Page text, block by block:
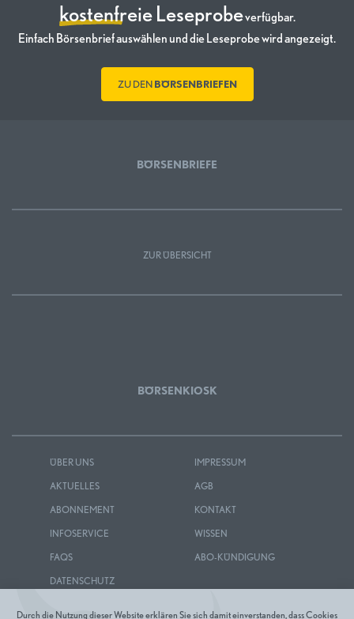
kostenfreie Leseprobeverfügbar.
Einfach Börsenbrief auswählen und die Leseprobe wird angezeigt.
ZU DEN BÖRSENBRIEFEN
Durch die Nutzung dieser Website erklären Sie sich damit einverstanden, dass Cookies
BÖRSENKIOSK
ÜBER UNS
AKTUELLES
ABONNEMENT
INFOSERVICE
FAQS
DATENSCHUTZ
IMPRESSUM
AGB
KONTAKT
WISSEN
ABO-KÜNDIGUNG
BÖRSENBRIEFE
ZUR ÜBERSICHT